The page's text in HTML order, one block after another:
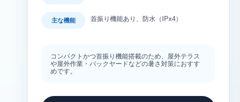
主な機能 首振り機能あり、防水（IPx4）
コンパクトかつ首振り機能搭載のため、屋外テラス
や屋外作業・バックヤードなどの暑さ対策におすす
めです。